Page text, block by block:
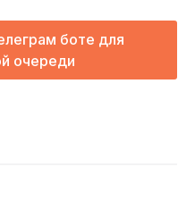
боте для
очереди